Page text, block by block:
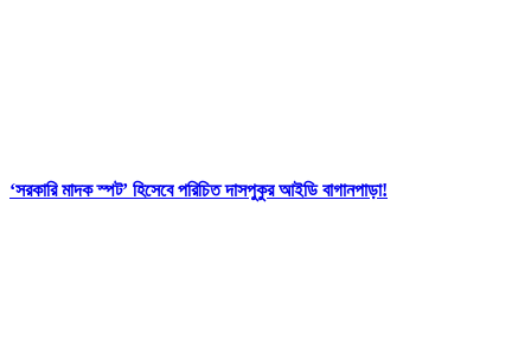
‘সরকারি মাদক স্পট’ হিসেবে পরিচিত দাসপুকুর আইডি বাগানপাড়া!